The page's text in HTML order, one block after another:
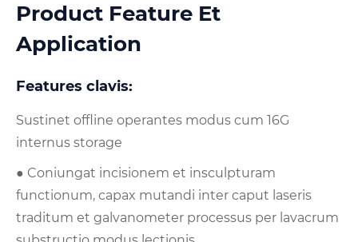
Product Feature Et
Application
Features clavis:
Sustinet offline operantes modus cum 16G
internus storage
● Coniungat incisionem et insculpturam
functionum, capax mutandi inter caput laseris
traditum et galvanometer processus per lavacrum